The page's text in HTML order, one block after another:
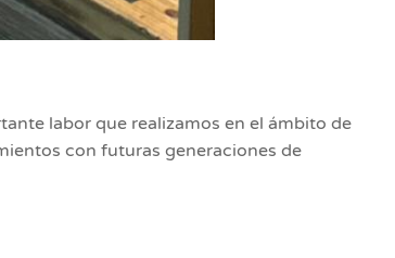
labor que realizamos en el ámbito de
con futuras generaciones de